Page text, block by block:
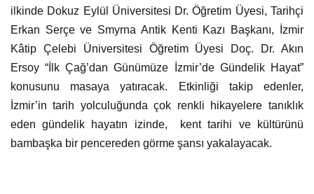
ilkinde Dokuz Eylül Üniversitesi Dr. Öğretim Üyesi, Tarihçi
Erkan Serçe ve Smyrna Antik Kenti Kazı Başkanı, İzmir
Kâtip Çelebi Üniversitesi Öğretim Üyesi Doç. Dr. Akın
Ersoy “İlk Çağ’dan Günümüze İzmir’de Gündelik Hayat”
konusunu masaya yatıracak. Etkinliği takip edenler,
İzmir’in tarih yolculuğunda çok renkli hikayelere tanıklık
eden gündelik hayatın izinde, kent tarihi ve kültürünü
bambaşka bir pencereden görme şansı yakalayacak.